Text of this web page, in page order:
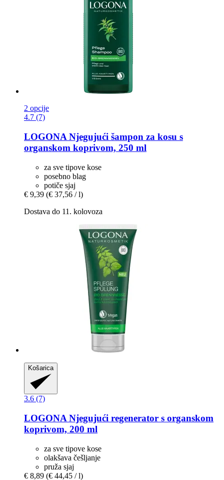
2 opcije
4.7 (7)
LOGONA Njegujući šampon za kosu​​​​​​​ s
organskom koprivom, 250 ml
za sve tipove kose
posebno blag
potiče sjaj
€ 9,39 (€ 37,56 / l)
Dostava do 11. kolovoza
Košarica
3.6 (7)
LOGONA Njegujući regenerator s organskom
koprivom, 200 ml
za sve tipove kose
olakšava češljanje
pruža sjaj
€ 8,89 (€ 44,45 / l)